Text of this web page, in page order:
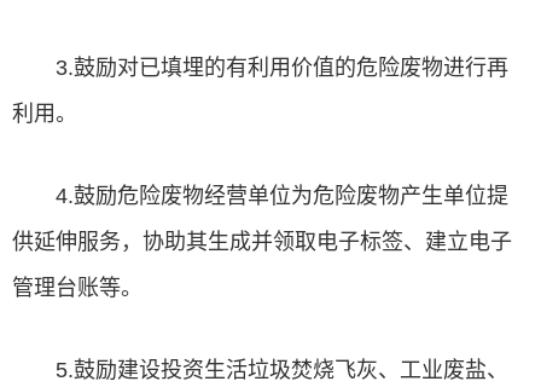
3.鼓励对已填埋的有利用价值的危险废物进行再
利用。
4.鼓励危险废物经营单位为危险废物产生单位提
供延伸服务，协助其生成并领取电子标签、建立电子
管理台账等。
5.鼓励建设投资生活垃圾焚烧飞灰、工业废盐、